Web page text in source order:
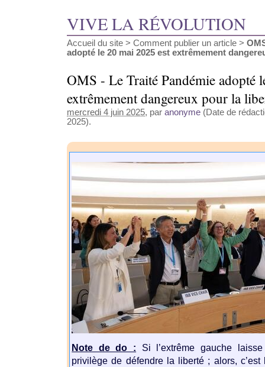
VIVE LA RÉVOLUTION
Accueil du site > Comment publier un article >
adopté le 20 mai 2025 est extrêmement
OMS - Le Traité Pandémie adopté
extrêmement dangereux pour la
mercredi 4 juin 2025, par anonyme (Date de
2025).
Note de do : Si l’extrême gauche
privilège de défendre la liberté ; alors, c’est